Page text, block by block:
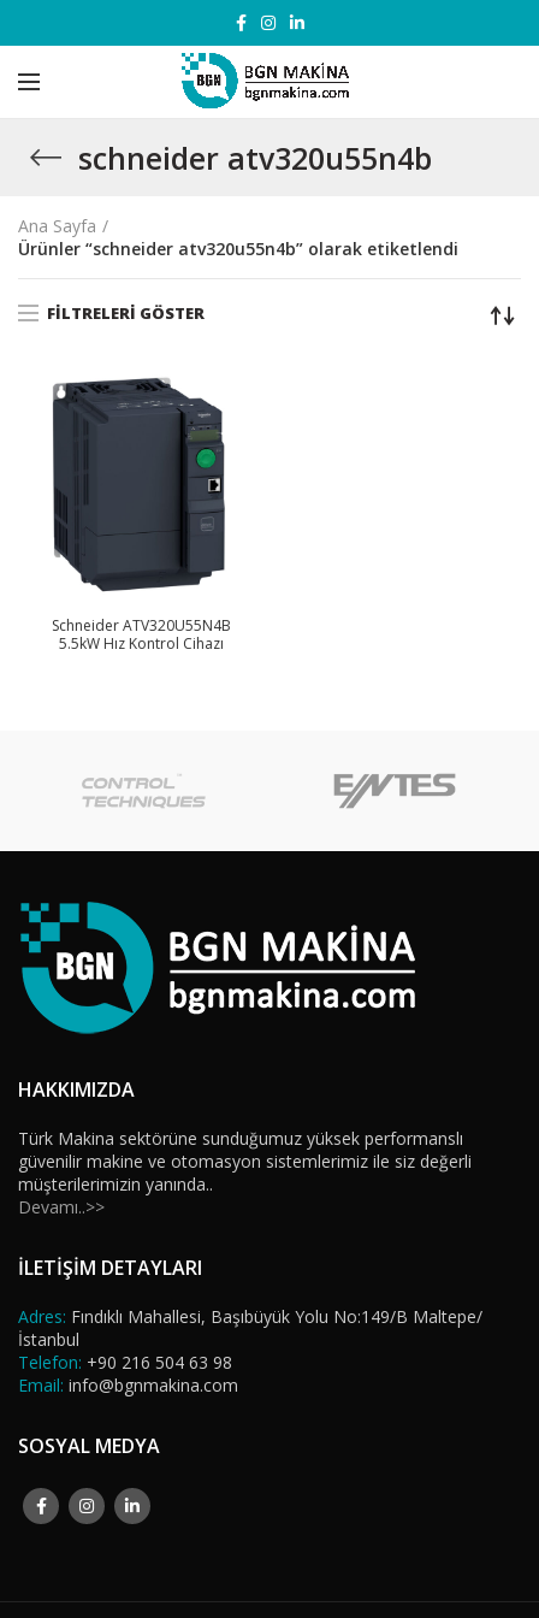
schneider atv320u55n4b
Ana Sayfa
Ürünler “schneider atv320u55n4b” olarak etiketlendi
FILTRELERI GÖSTER
Schneider ATV320U55N4B
5.5kW Hız Kontrol Cihazı
HAKKIMIZDA
Türk Makina sektörüne sunduğumuz yüksek performanslı
güvenilir makine ve otomasyon sistemlerimiz ile siz değerli
müşterilerimizin yanında..
Devamı..>>
İLETİŞİM DETAYLARI
Adres: Fındıklı Mahallesi, Başıbüyük Yolu No:149/B Maltepe/
İstanbul
Telefon: +90 216 504 63 98
Email: info@bgnmakina.com
SOSYAL MEDYA